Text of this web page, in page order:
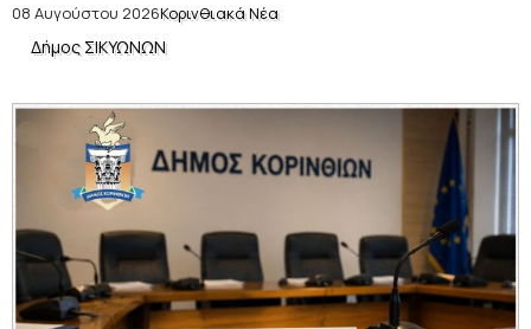
08 Αυγούστου 2026Κορινθιακά Νέα
Δήμος ΣΙΚΥΩΝΩΝ